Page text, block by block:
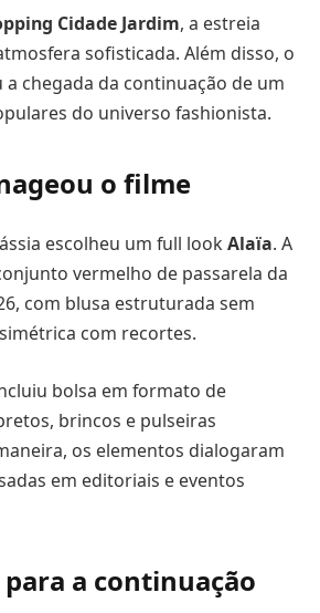
Cidade Jardim, a estreia
sofisticada. Além disso, o
chegada da continuação de um
do universo fashionista.
o filme
escolheu um full look Alaïa. A
vermelho de passarela da
com blusa estruturada sem
com recortes.
bolsa em formato de
brincos e pulseiras
os elementos dialogaram
em editoriais e eventos
a continuação